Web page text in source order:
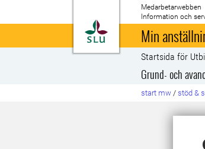
Till startsida
Medarbetarwebben
Information och
Min
Startsida för
Grund- och
start mw / stöd &